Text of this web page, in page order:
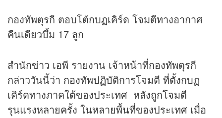
กองทัพตุรกี ตอบโต้กบฏเคิร์ด โจมตีทางอากาศ
คืนเดียวบึ้ม 17 ลูก
สำนักข่าว เอพี รายงาน เจ้าหน้าที่กองทัพตุรกี
กล่าววันนี้ว่า กองทัพปฏิบัติการโจมตี ที่ตั้งกบฏ
เคิร์ดทางภาคใต้ของประเทศ หลังถูกโจมตี
รุนแรงหลายครั้ง ในหลายพื้นที่ของประเทศ เมื่อ